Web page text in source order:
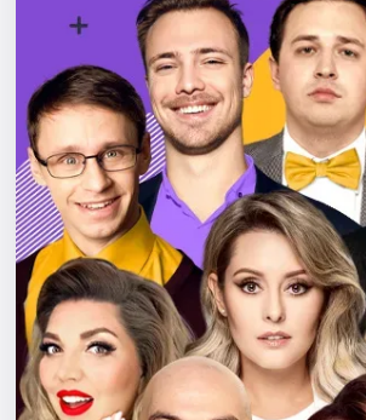
Выставки
Квесты
Экскурсии
Спорт
События
Города
Площадки